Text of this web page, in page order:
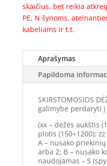
skaičius, bet reikia
PE, N šynoms,
kabeliams ir t.t.
Aprašymas
Papildoma
SKIRSTOMOSIOS
galimybe perdaryti
(xx – dėžės aukštis
plotis (150÷1200);
A – nusako
arba 2; B – nusako
naudojamas – S